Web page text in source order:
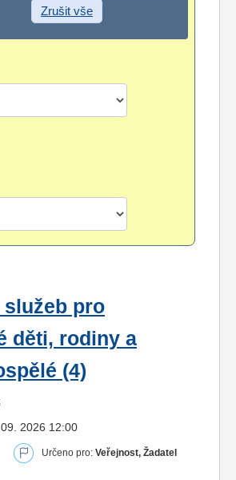
Zrušit vše
služeb pro
děti, rodiny a
(4)
2026 12:00
Určeno pro: Veřejnost, Žadatel